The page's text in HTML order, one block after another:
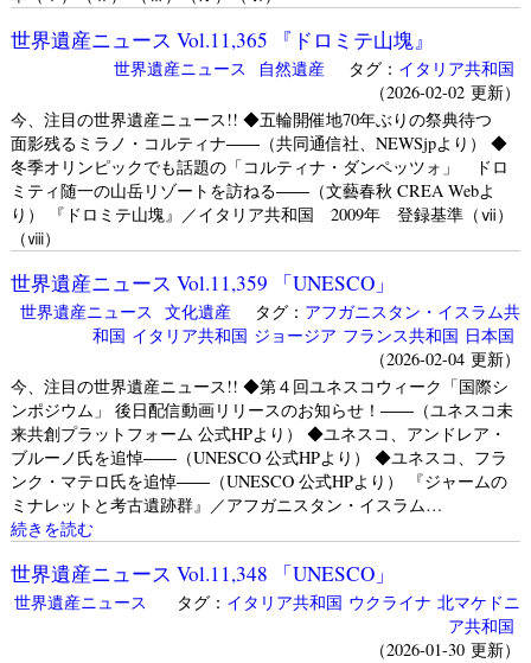
世界遺産ニュース Vol.11,365 『ドロミテ山塊』
世界遺産ニュース 自然遺産タグ： イタリア共和国
（2026-02-02 更新）
今、注目の世界遺産ニュース!! ◆五輪開催地70年ぶりの祭典待つ
面影残るミラノ・コルティナ――（共同通信社、NEWSjpより） ◆
冬季オリンピックでも話題の「コルティナ・ダンペッツォ」 ドロ
ミティ随一の山岳リゾートを訪ねる――（文藝春秋 CREA Webよ
り） 『ドロミテ山塊』／イタリア共和国 2009年 登録基準（ⅶ）
（ⅷ）
世界遺産ニュース Vol.11,359 「UNESCO」
世界遺産ニュース 文化遺産タグ： アフガニスタン・イスラム共
和国 イタリア共和国 ジョージア フランス共和国 日本国
（2026-02-04 更新）
今、注目の世界遺産ニュース!! ◆第４回ユネスコウィーク「国際シ
ンポジウム」 後日配信動画リリースのお知らせ！――（ユネスコ未
来共創プラットフォーム 公式HPより） ◆ユネスコ、アンドレア・
ブルーノ氏を追悼――（UNESCO 公式HPより） ◆ユネスコ、フラ
ンク・マテロ氏を追悼――（UNESCO 公式HPより） 『ジャームの
ミナレットと考古遺跡群』／アフガニスタン・イスラム…
続きを読む
世界遺産ニュース Vol.11,348 「UNESCO」
世界遺産ニュース タグ： イタリア共和国 ウクライナ 北マケドニ
ア共和国
（2026-01-30 更新）